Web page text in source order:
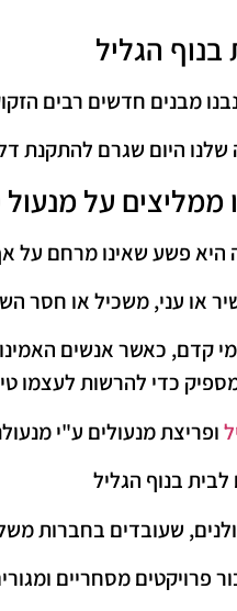
הגליל
מבנים חדשים רבים
היום שגרם להתקנת
ממליצים על מנעול
היא פשע שאינו מרחם על
או עני, משכיל או חסר
קדם, כאשר אנשים
כדי להרשות לעצמו
ופריצת מנעולים ע"י
בנוף הגליל
שעובדים בחברות
פרויקטים מסחריים